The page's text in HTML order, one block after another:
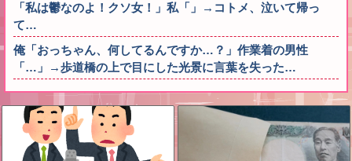
「私は鬱なのよ！クソ女！」私「」→コトメ、泣いて帰っ
て…
俺「おっちゃん、何してるんですか…？」作業着の男性
「…」→歩道橋の上で目にした光景に言葉を失った…